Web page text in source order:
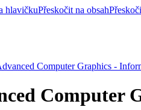
hlavičkuPřeskočit na obsah
Computer Graphics -
Computer